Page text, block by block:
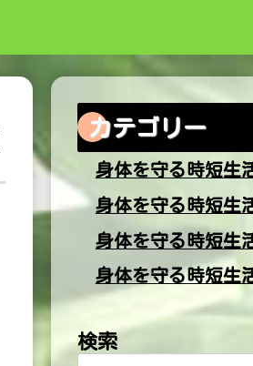
カテゴリー
身体を守る時短生
身体を守る時短生
身体を守る時短生
身体を守る時短生
検索